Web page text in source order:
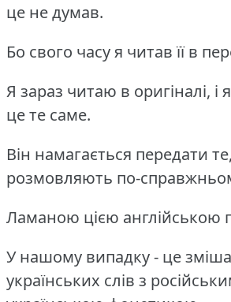
це не думав.
Бо свого часу я читав її в
Я зараз читаю в оригіналі, і
це те саме.
Він намагається передати
розмовляють по-
Ламаною цією англійською
У нашому випадку - це
українських слів з